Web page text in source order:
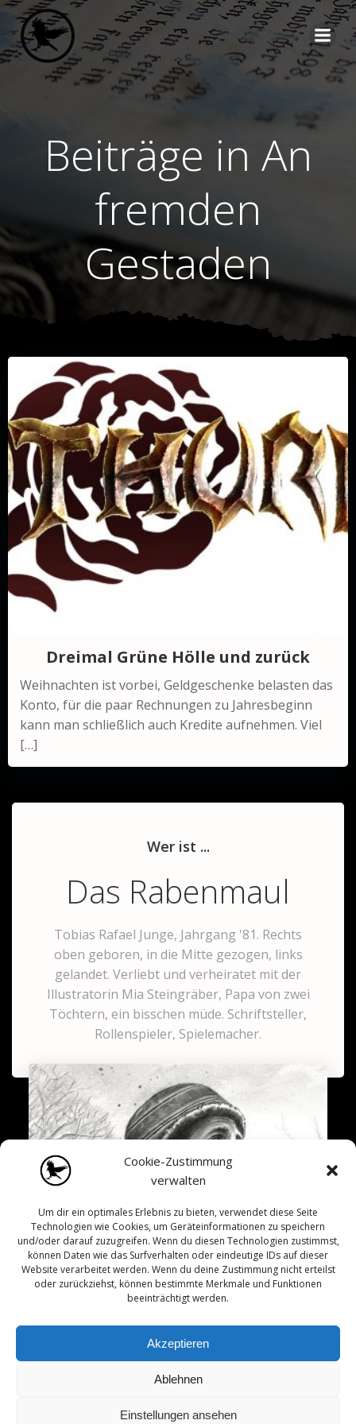
Cookie-Zustimmung
verwalten
Um dir ein optimales Erlebnis zu bieten, verwendet diese Seite
Technologien wie Cookies, um Geräteinformationen zu speichern
und/oder darauf zuzugreifen. Wenn du diesen Technologien zustimmst,
können Daten wie das Surfverhalten oder eindeutige IDs auf dieser
Website verarbeitet werden. Wenn du deine Zustimmung nicht erteilst
oder zurückziehst, können bestimmte Merkmale und Funktionen
beeinträchtigt werden.
Akzeptieren
Ablehnen
Einstellungen ansehen
Zum
Inhalt
springen
Beiträge in An
fremden
Gestaden
Dreimal Grüne Hölle und zurück
Weihnachten ist vorbei, Geldgeschenke belasten das
Konto, für die paar Rechnungen zu Jahresbeginn
kann man schließlich auch Kredite aufnehmen. Viel
[…]
Wer ist ...
Das Rabenmaul
Tobias Rafael Junge, Jahrgang '81. Rechts
oben geboren, in die Mitte gezogen, links
gelandet. Verliebt und verheiratet mit der
Illustratorin Mia Steingräber, Papa von zwei
Töchtern, ein bisschen müde. Schriftsteller,
Rollenspieler, Spielemacher.